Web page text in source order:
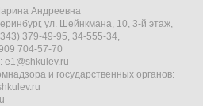
Андреевна
ул. Шейнкмана, 10, 3-й этаж,
379-49-95, 34-555-34,
704-57-70
e1@shkulev.ru
и государственных органов: